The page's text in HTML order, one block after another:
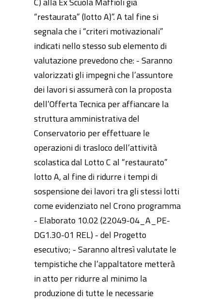
“restaurata” (lotto A)”. A tal fine si
segnala che i “criteri motivazionali”
indicati nello stesso sub elemento di
valutazione prevedono che: - Saranno
valorizzati gli impegni che l’assuntore
dei lavori si assumerà con la proposta
dell’Offerta Tecnica per affiancare la
struttura amministrativa del
Conservatorio per effettuare le
operazioni di trasloco dell’attività
scolastica dal Lotto C al “restaurato”
lotto A, al fine di ridurre i tempi di
sospensione dei lavori tra gli stessi lotti
come evidenziato nel Crono programma
- Elaborato 10.02 (22049-04_A_PE-
DG1.30-01 REL) - del Progetto
esecutivo; - Saranno altresì valutate le
tempistiche che l’appaltatore metterà
in atto per ridurre al minimo la
produzione di tutte le necessarie